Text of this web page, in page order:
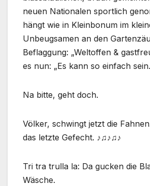
neuen Nationalen sportlich
hängt wie in Kleinbonum im
Unbeugsamen an den
Beflaggung: „Weltoffen &
es nun: „Es kann so einfach
Na bitte, geht doch.
Völker, schwingt jetzt die
das letzte Gefecht. ♪♫♪♫♪
Tri tra trulla la: Da gucken die
Wäsche.